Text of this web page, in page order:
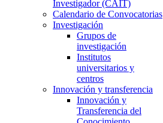
Investigador (CAIT)
Calendario de Convocatorias
Investigación
Grupos de
investigación
Institutos
universitarios y
centros
Innovación y transferencia
Innovación y
Transferencia del